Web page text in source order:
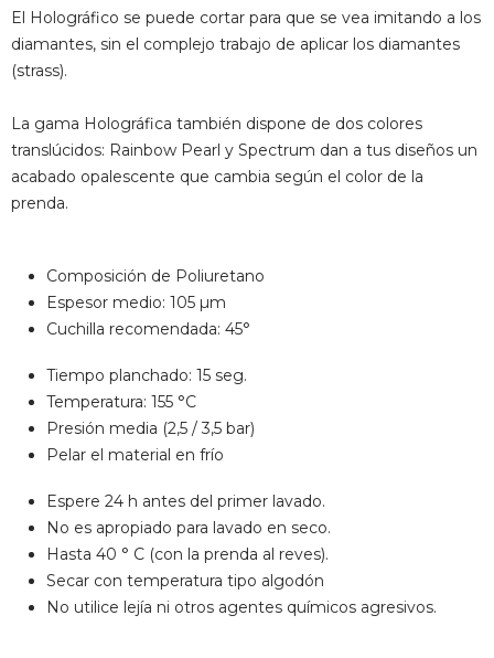
El Holográfico se puede cortar para que se vea imitando a los
diamantes, sin el complejo trabajo de aplicar los diamantes
(strass).
La gama Holográfica también dispone de dos colores
translúcidos: Rainbow Pearl y Spectrum dan a tus diseños un
acabado opalescente que cambia según el color de la
prenda.
Composición de Poliuretano
Espesor medio: 105 µm
Cuchilla recomendada: 45°
Tiempo planchado: 15 seg.
Temperatura: 155 °C
Presión media (2,5 / 3,5 bar)
Pelar el material en frío
Espere 24 h antes del primer lavado.
No es apropiado para lavado en seco.
Hasta 40 ° C (con la prenda al reves).
Secar con temperatura tipo algodón
No utilice lejía ni otros agentes químicos agresivos.